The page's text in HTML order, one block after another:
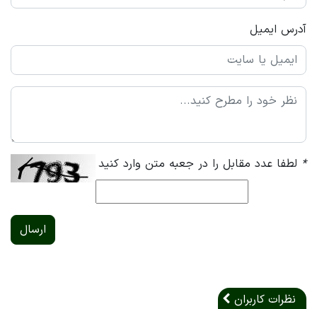
آدرس ایمیل
* لطفا عدد مقابل را در جعبه متن وارد کنید
ارسال
نظرات کاربران